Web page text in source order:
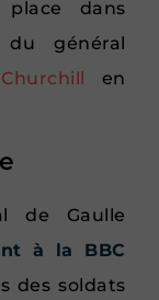
dans
du général
Churchill
en
de Gaulle
à la BBC
des soldats